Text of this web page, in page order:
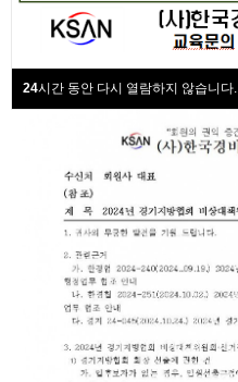
24시간 동안 다시 열람하지 않습니다.
협회소개
최고관리자
0건
2,150회